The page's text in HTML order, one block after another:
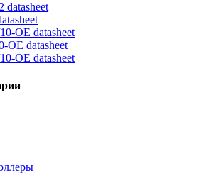
datasheet
OE datasheet
OE datasheet
OE datasheet